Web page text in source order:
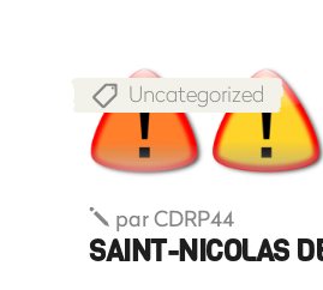
Uncategorized
parCDRP44
SAINT-NICOLAS